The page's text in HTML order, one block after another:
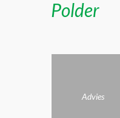
Polder
Advies